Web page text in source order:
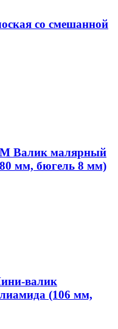
со смешанной
Валик малярный
мм, бюгель 8 мм)
валик
(106 мм,